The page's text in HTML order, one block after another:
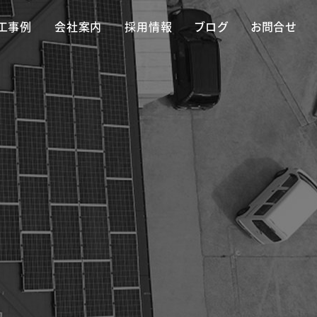
事例 会社案内 採用情報 ブログ お問合せ